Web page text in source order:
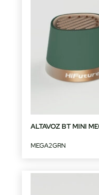
ALTAVOZ BT MINI
MEGA2GRN